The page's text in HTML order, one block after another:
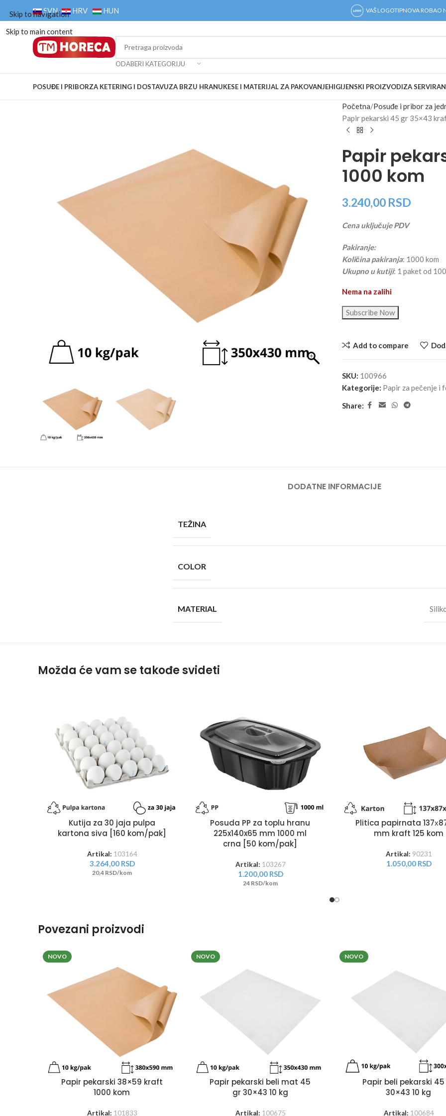
Skip to navigation
Skip to main content
SVN HRV HUN VAŠ LOGOTIPNOVA ROBAO
ODABERI KATEGORIJU
POSUĐE I PRIBORZA KETERING I DOSTAVUZA BRZU HRANUKESE I MATERIJAL ZA PAKOVANJEHIGIJENSKI PROIZVODIZA
Početna Posuđe i pribor za
Papir pekarski 45 gr 35×43
Papir
1000 kom
3.240,00 RSD
Cena uključuje PDV
Pakiranje:
Količina pakiranja: 1000 kom
Ukupno u kutiji: 1 paket od
Nema na zalihi
Subscribe Now
Add to compare
SKU: 100966
Kategorije: Papir za pečenje i
Share:
DODATNE INFORMACIJE
TEŽINA
COLOR
MATERIAL
Možda će vam se takođe svideti
Kutija za 30 jaja pulpa
kartona siva [160 kom/pak]
Artikal: 103164
3.264,00 RSD
20,4 RSD/kom
Posuda PP za toplu hranu
225x140x65 mm 1000 ml
crna [50 kom/pak]
Artikal: 103267
1.200,00 RSD
24 RSD/kom
Plitica papirnata
mm kraft 125 kom
Artikal: 90231
1.050,00 RSD
Povezani proizvodi
NOVO
Papir pekarski 38×59 kraft
1000 kom
Artikal: 101833
NOVO
Papir pekarski beli mat 45
gr 30×43 10 kg
Artikal: 100675
NOVO
Papir beli pekarski
30×43 10 kg
Artikal: 100684